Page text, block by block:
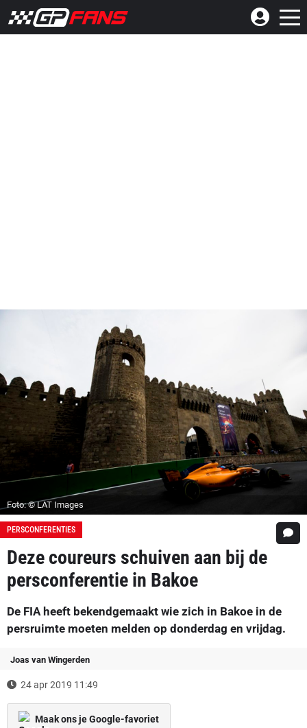
Foto: © LAT Images
PERSCONFERENTIES
Deze coureurs schuiven aan bij de
persconferentie in Bakoe
De FIA heeft bekendgemaakt wie zich in Bakoe in de
persruimte moeten melden op donderdag en vrijdag.
Joas van Wingerden
24 apr 2019 11:49
Maak ons je Google-favoriet